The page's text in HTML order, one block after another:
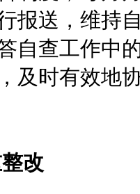
报送，维持
自查工作中
及时有效地
改